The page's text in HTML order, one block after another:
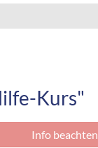
Kurs"
Info beachten